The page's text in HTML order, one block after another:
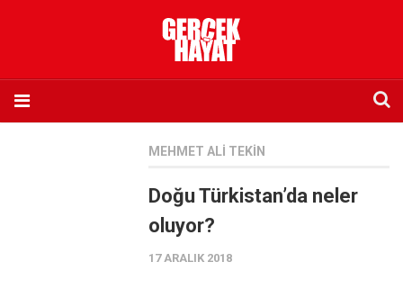
Abone olmak istiyorum
MEHMET ALI TEKIN
Doğu Türkistan’da neler
oluyor?
17 ARALIK 2018